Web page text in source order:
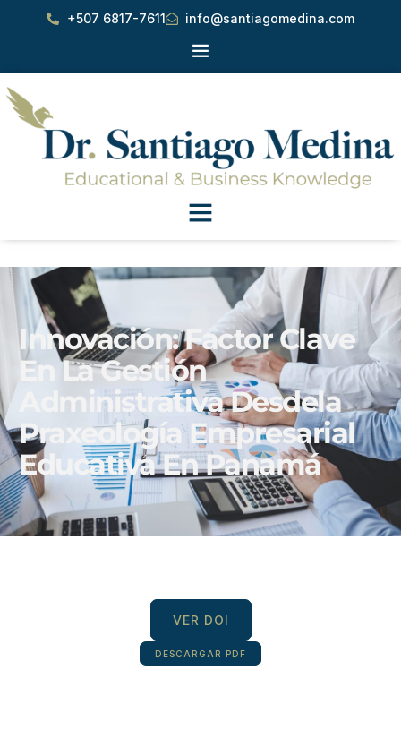
+507 6817-7611 info@santiagomedina.com
Innovación: Factor Clave
En La Gestión
Administrativa Desdela
Praxeología Empresarial
Educativa En Panamá
VER DOI
DESCARGAR PDF